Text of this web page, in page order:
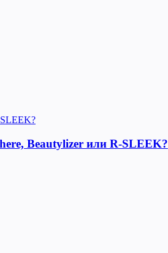
Beautylizer или R-SLEEK?